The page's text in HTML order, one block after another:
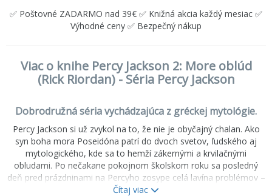
✅ Poštovné ZADARMO nad 39€ ✅ Knižná akcia každý mesiac ✅
Výhodné ceny ✅ Bezpečný nákup
Viac o knihe Percy Jackson 2: More oblúd
(Rick Riordan) - Séria Percy Jackson
Dobrodružná séria vychádzajúca z gréckej mytológie.
Percy Jackson si už zvykol na to, že nie je obyčajný chalan. Ako
syn boha mora Poseidóna patrí do dvoch svetov, ľudského aj
mytologického, kde sa to hemží zákernými a krvilačnými
obludami. Po nečakane pokojnom školskom roku sa posledný
deň pred prázdninami na Percyho zosype celá lavína problémov –
hodina telocviku sa zmení na vybíjanú s ľudožrútskymi obrami,
Čítaj viac